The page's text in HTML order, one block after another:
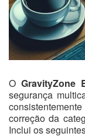
OGravityZone
segurança
correção da
Inclui os